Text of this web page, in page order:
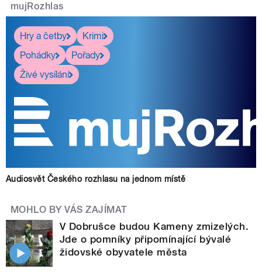
mujRozhlas
Hry a četby
Krimi
Pohádky
Pořady
Živé vysílání
Audiosvět Českého rozhlasu na jednom místě
MOHLO BY VÁS ZAJÍMAT
V Dobrušce budou Kameny zmizelých.
Jde o pomníky připomínající bývalé
židovské obyvatele města